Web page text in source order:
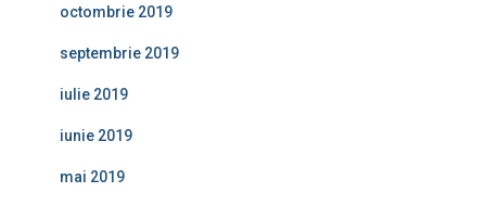
octombrie 2019
septembrie 2019
iulie 2019
iunie 2019
mai 2019